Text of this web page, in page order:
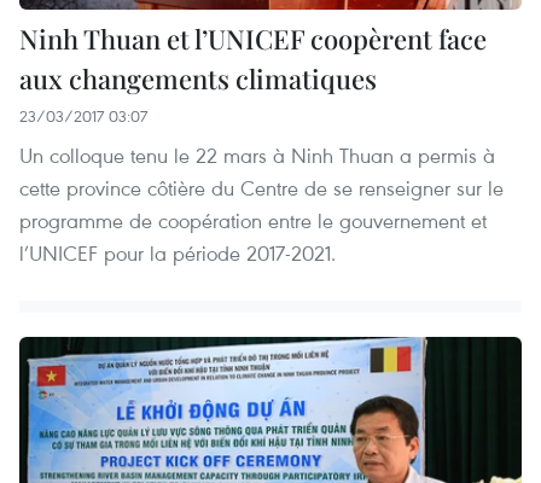
Ninh Thuan et l’UNICEF coopèrent face
aux changements climatiques
23/03/2017 03:07
Un colloque tenu le 22 mars à Ninh Thuan a permis à
cette province côtière du Centre de se renseigner sur le
programme de coopération entre le gouvernement et
l’UNICEF pour la période 2017-2021.